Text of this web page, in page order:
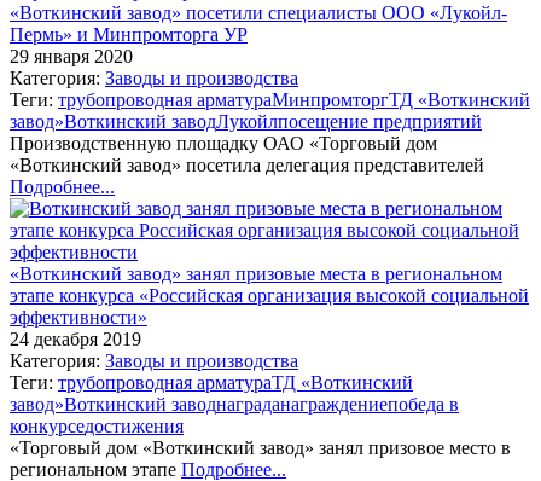
«Воткинский завод» посетили специалисты ООО «Лукойл-
Пермь» и Минпромторга УР
29 января 2020
Категория: Заводы и производства
Теги: трубопроводная арматураМинпромторгТД «Воткинский
завод»Воткинский заводЛукойлпосещение предприятий
Производственную площадку ОАО «Торговый дом
«Воткинский завод» посетила делегация представителей
Подробнее...
«Воткинский завод» занял призовые места в региональном
этапе конкурса «Российская организация высокой социальной
эффективности»
24 декабря 2019
Категория: Заводы и производства
Теги: трубопроводная арматураТД «Воткинский
завод»Воткинский заводнаграданаграждениепобеда в
конкурседостижения
«Торговый дом «Воткинский завод» занял призовое место в
региональном этапе Подробнее...